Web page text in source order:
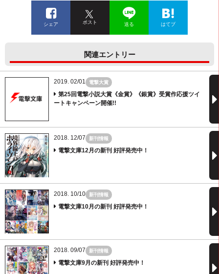
シェア ポスト 送る はてブ
関連エントリー
2019. 02/01 電撃大賞
第25回電撃小説大賞《金賞》《銀賞》受賞作応援ツイ
ートキャンペーン開催!!
2018. 12/07 新刊情報
電撃文庫12月の新刊 好評発売中！
2018. 10/10 新刊情報
電撃文庫10月の新刊 好評発売中！
2018. 09/07 新刊情報
電撃文庫9月の新刊 好評発売中！